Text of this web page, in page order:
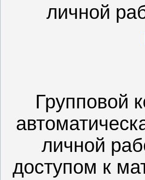
личной
Групповой
личной
доступом к